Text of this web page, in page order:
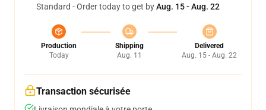
Standard - Order today to get byAug. 15 - Aug. 22
Production
Today
Shipping
Aug. 11
Delivered
Aug. 15 - Aug. 22
Transaction sécurisée